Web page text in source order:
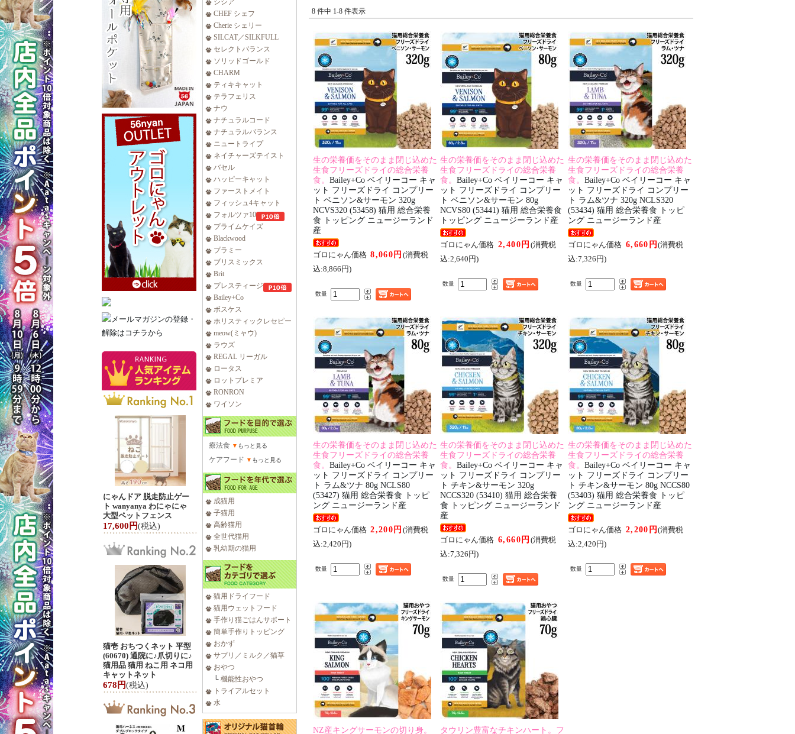
にゃんドア 脱走防止ゲー
ト wanyanya わにゃにゃ
大型ペットフェンス
17,600円(税込)
猫壱 おちつくネット 平型
(60670) 通院に♪爪切りに♪
猫用品 猫用 ねこ用 ネコ用
キャットネット
678円(税込)
シシア
CHEF シェフ
Cherie シェリー
SILCAT／SILKFULL
セレクトバランス
ソリッドゴールド
CHARM
ティキキャット
テラフェリス
ナウ
ナチュラルコード
ナチュラルバランス
ニュートライプ
ネイチャーズテイスト
バセル
ハッピーキャット
ファーストメイト
フィッシュ4キャット
フォルツァ10
プライムケイズ
Blackwood
プラミー
ブリスミックス
Brit
プレスティージ
Bailey+Co
ボスケス
ホリスティックレセピー
meow(ミャウ)
ラウズ
REGAL リーガル
ロータス
ロットプレミア
RONRON
ワイソン
療法食 ▼ もっと見る
ケアフード ▼ もっと見る
成猫用
子猫用
高齢猫用
全世代猫用
乳幼期の猫用
猫用ドライフード
猫用ウェットフード
手作り猫ごはんサポート
簡単手作りトッピング
おかず
サプリ／ミルク／猫草
おやつ
└ 機能性おやつ
トライアルセット
水
8 件中 1-8 件表示
生の栄養価をそのまま閉じ込めた
生食フリーズドライの総合栄養
食。 Bailey+Co ベイリーコー キャ
ット フリーズドライ コンプリー
ト ベニソン&サーモン 320g
NCVS320 (53458) 猫用 総合栄養
食 トッピング ニュージーランド
産
ゴロにゃん価格 8,060円 (消費税
込:8,866円)
数量
生の栄養価をそのまま閉じ込めた
生食フリーズドライの総合栄養
食。Bailey+Co ベイリーコー キャ
ット フリーズドライ コンプリー
ト ベニソン&サーモン 80g
NCVS80 (53441) 猫用 総合栄養食
トッピング ニュージーランド産
ゴロにゃん価格 2,400円 (消費税
込:2,640円)
数量
生の栄養価をそのまま閉じ込めた
生食フリーズドライの総合栄養
食。Bailey+Co ベイリーコー キャ
ット フリーズドライ コンプリー
ト ラム&ツナ 320g NCLS320
(53434) 猫用 総合栄養食 トッピ
ング ニュージーランド産
ゴロにゃん価格 6,660円(消費税
込:7,326円)
数量
生の栄養価をそのまま閉じ込めた
生食フリーズドライの総合栄養
食。 Bailey+Co ベイリーコー キャ
ット フリーズドライ コンプリー
ト ラム&ツナ 80g NCLS80
(53427) 猫用 総合栄養食 トッピ
ング ニュージーランド産
ゴロにゃん価格 2,200円 (消費税
込:2,420円)
数量
生の栄養価をそのまま閉じ込めた
生食フリーズドライの総合栄養
食。Bailey+Co ベイリーコー キャ
ット フリーズドライ コンプリー
ト チキン&サーモン 320g
NCCS320 (53410) 猫用 総合栄養
食 トッピング ニュージーランド
産
ゴロにゃん価格 6,660円 (消費税
込:7,326円)
数量
生の栄養価をそのまま閉じ込めた
生食フリーズドライの総合栄養
食。Bailey+Co ベイリーコー キャ
ット フリーズドライ コンプリー
ト チキン&サーモン 80g NCCS80
(53403) 猫用 総合栄養食 トッピ
ング ニュージーランド産
ゴロにゃん価格 2,200円(消費税
込:2,420円)
数量
NZ産キングサーモンの切り身。 タウリン豊富なチキンハート。フ